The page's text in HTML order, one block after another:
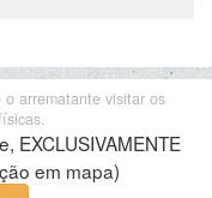
arrematante visitar os
EXCLUSIVAMENTE
em mapa)